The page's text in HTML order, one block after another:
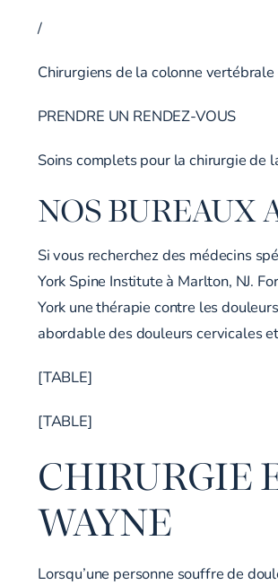
/
Chirurgiens de la colonne
PRENDRE UN RENDEZ-VOUS
Soins complets pour la chirurgie de
NOS BUREAUX
Si vous recherchez des médecins
York Spine Institute à Marlton, NJ.
York une thérapie contre les
abordable des douleurs cervicales
[TABLE]
[TABLE]
CHIRURGIE
WAYNE
Lorsqu’une personne souffre de